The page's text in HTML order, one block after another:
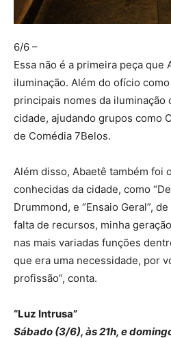
6/6 –
Essa não é a primeira peça que
iluminação. Além do ofício
principais nomes da iluminação
cidade, ajudando grupos como
de Comédia 7Belos.
Além disso, Abaetê também foi
conhecidas da cidade, como
Drummond, e “Ensaio Geral”,
falta de recursos, minha
nas mais variadas funções
que era uma necessidade, por
profissão”, conta.
“Luz Intrusa”
Sábado (3/6), às 21h, e